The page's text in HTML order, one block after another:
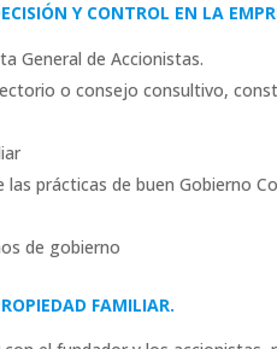
Y CONTROL EN LA
General de Accionistas.
o consejo consultivo,
las prácticas de buen Gobierno
de gobierno
FAMILIAR.